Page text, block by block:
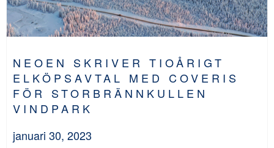
NEOEN SKRIVER TIOÅRIGT
ELKÖPSAVTAL MED COVERIS
FÖR STORBRÄNNKULLEN
VINDPARK
januari 30, 2023